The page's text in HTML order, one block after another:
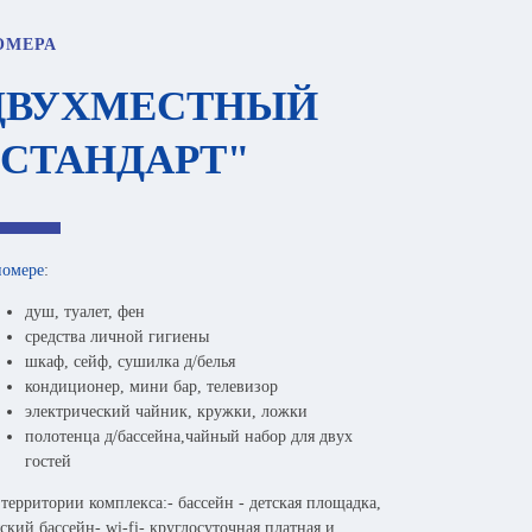
:
душ, туалет, фен
средства личной гигиены
шкаф, сейф, сушилка д/белья
кондиционер, мини бар, телевизор
электрический чайник, кружки, ложки
полотенца д/бассейна,чайный набор для двух
гостей
комплекса:- бассейн - детская площадка,
бассейн- wi-fi- круглосуточная платная и